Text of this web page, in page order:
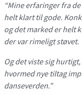
“Mine erfaringer fra
helt klart til gode.
og det marked er helt
der var rimeligt støvet.
Og det viste sig
hvormed nye tiltag
danseverden.”